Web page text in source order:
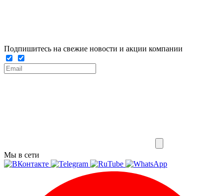
Подпишитесь на свежие новости и акции компании
Мы в сети